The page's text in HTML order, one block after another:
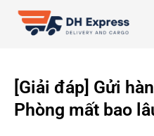
[Giải đáp] Gửi
Phòng mất bao